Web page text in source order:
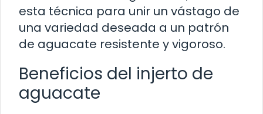
esta técnica para unir un vástago de
una variedad deseada a un patrón
de aguacate resistente y vigoroso.
Beneficios del injerto de
aguacate